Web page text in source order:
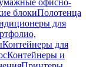
офисно-
блокиПолотенца
для
Контейнеры для
Контейнеры и